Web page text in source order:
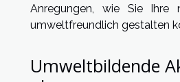
Anregungen, wie Sie Ihre
umweltfreundlich gestalten
Umweltbildende